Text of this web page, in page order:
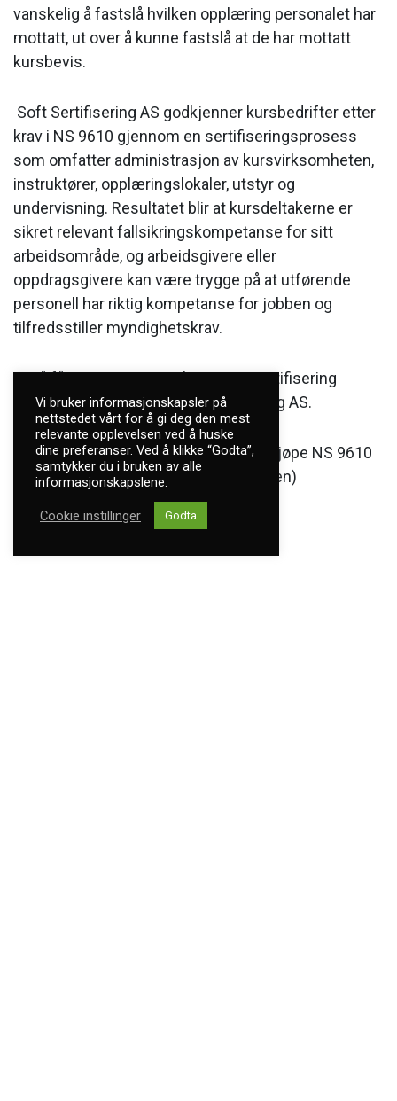
vanskelig å fastslå hvilken opplæring personalet har
mottatt, ut over å kunne fastslå at de har mottatt
kursbevis.
Soft Sertifisering AS godkjenner kursbedrifter etter
krav i NS 9610 gjennom en sertifiseringsprosess
som omfatter administrasjon av kursvirksomheten,
instruktører, opplæringslokaler, utstyr og
undervisning. Resultatet blir at kursdeltakerne er
sikret relevant fallsikringskompetanse for sitt
arbeidsområde, og arbeidsgivere eller
oppdragsgivere kan være trygge på at utførende
personell har riktig kompetanse for jobben og
tilfredsstiller myndighetskrav.
For å få vite mer om opplæring og sertifisering
anbefaler vi å besøke Soft Sertifisering AS.
Detaljer i standarden kan du få ved å kjøpe NS 9610
hos Standard Norge (eier av standarden)
Vi bruker informasjonskapsler på
nettstedet vårt for å gi deg den mest
relevante opplevelsen ved å huske
dine preferanser. Ved å klikke “Godta”,
samtykker du i bruken av alle
informasjonskapslene.
Cookie instillinger Godta